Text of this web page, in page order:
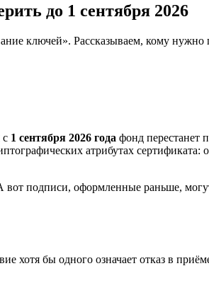
до 1 сентября 2026
ключей». Рассказываем, кому нужно
с 1 сентября 2026 года фонд перестанет
атрибутах
подписи, оформленные раньше, могут
хотя бы одного означает отказ в